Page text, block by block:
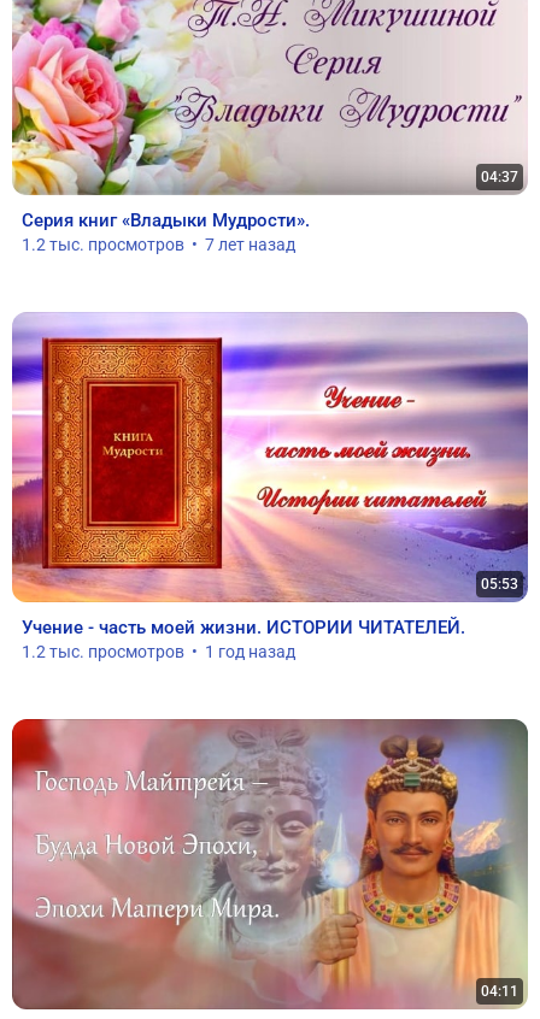
04:37
Серия книг «Владыки Мудрости».
1.2 тыс. просмотров  •  7 лет назад
05:53
Учение - часть моей жизни. ИСТОРИИ ЧИТАТЕЛЕЙ.
1.2 тыс. просмотров  •  1 год назад
04:11